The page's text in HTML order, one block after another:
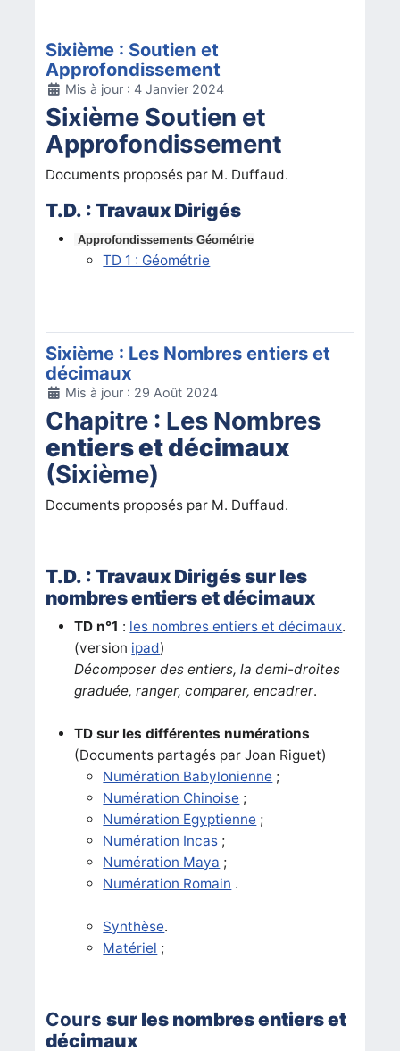
Sixième : Soutien et
Approfondissement
DétailsMis à jour : 4 Janvier 2024
Sixième Soutien et
Approfondissement
Documents proposés par M. Duffaud.
T.D. : Travaux Dirigés
Approfondissements Géométrie
TD 1 : Géométrie
Sixième : Les Nombres entiers et
décimaux
DétailsMis à jour : 29 Août 2024
Chapitre : Les Nombres
entiers et décimaux
(Sixième)
Documents proposés par M. Duffaud.
T.D. : Travaux Dirigés sur les
nombres entiers et décimaux
TD n°1 : les nombres entiers et décimaux.
(version ipad)
Décomposer des entiers, la demi-droites
graduée, ranger, comparer, encadrer.
TD sur les différentes numérations
(Documents partagés par Joan Riguet)
Numération Babylonienne ;
Numération Chinoise ;
Numération Egyptienne ;
Numération Incas ;
Numération Maya ;
Numération Romain .
Synthèse.
Matériel ;
Courssur les nombres entierset
décimaux